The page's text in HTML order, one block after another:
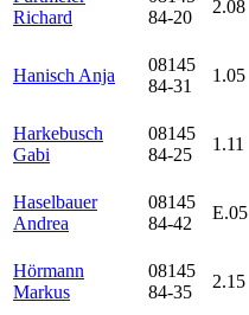
Richard
84-20
2.08
Hanisch Anja
08145
84-31
1.05
Harkebusch
Gabi
08145
84-25
1.11
Haselbauer
Andrea
08145
84-42
E.05
Hörmann
Markus
08145
84-35
2.15